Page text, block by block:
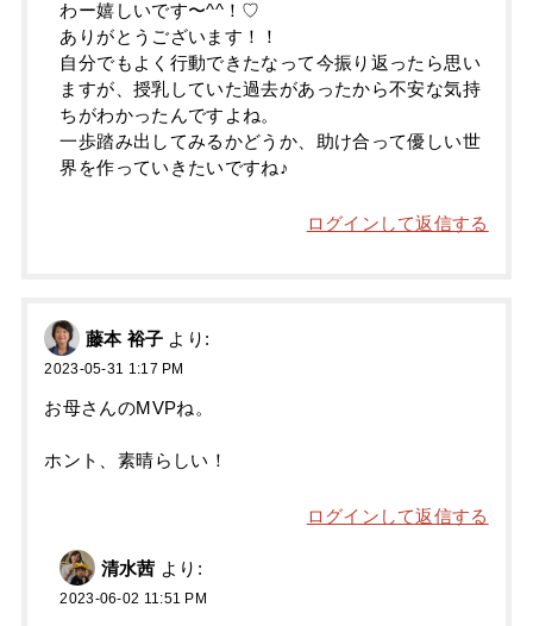
わー嬉しいです〜^^！♡
ありがとうございます！！
自分でもよく行動できたなって今振り返ったら思い
ますが、授乳していた過去があったから不安な気持
ちがわかったんですよね。
一歩踏み出してみるかどうか、助け合って優しい世
界を作っていきたいですね♪
ログインして返信する
藤本 裕子 より:
2023-05-31 1:17 PM
お母さんのMVPね。
ホント、素晴らしい！
ログインして返信する
清水茜 より:
2023-06-02 11:51 PM